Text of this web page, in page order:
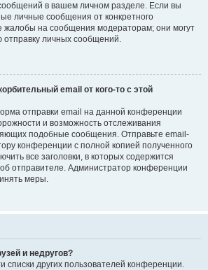
в вашем личном разделе. Если вы
личные сообщения от конкретного
жалобы на сообщения модераторам; они могут
отправку личных сообщений.
email от кого-то с этой
отправки email на данной конференции
и возможность отслеживания
подобные сообщения. Отправьте email-
конференции с полной копией полученного
все заголовки, в которых содержится
отправителе. Администратор конференции
меры.
и недругов?
списки других пользователей конференции.